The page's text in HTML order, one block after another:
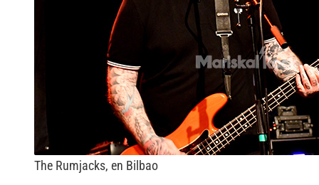
The Rumjacks, en Bilbao